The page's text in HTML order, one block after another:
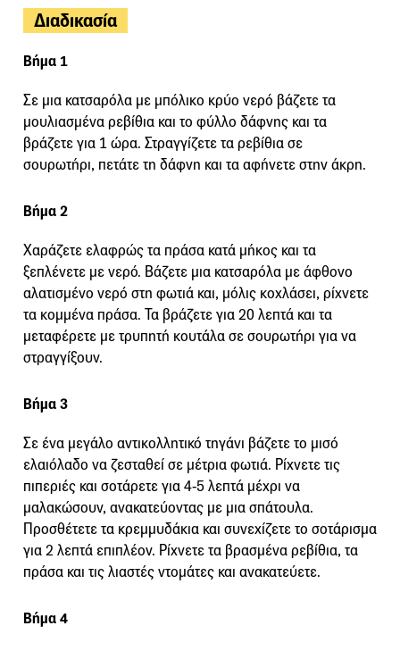
Διαδικασία
Βήμα 1
Σε μια κατσαρόλα με μπόλικο κρύο νερό βάζετε τα
μουλιασμένα ρεβίθια και το φύλλο δάφνης και τα
βράζετε για 1 ώρα. Στραγγίζετε τα ρεβίθια σε
σουρωτήρι, πετάτε τη δάφνη και τα αφήνετε στην άκρη.
Βήμα 2
Χαράζετε ελαφρώς τα πράσα κατά μήκος και τα
ξεπλένετε με νερό. Βάζετε μια κατσαρόλα με άφθονο
αλατισμένο νερό στη φωτιά και, μόλις κοχλάσει, ρίχνετε
τα κομμένα πράσα. Τα βράζετε για 20 λεπτά και τα
μεταφέρετε με τρυπητή κουτάλα σε σουρωτήρι για να
στραγγίξουν.
Βήμα 3
Σε ένα μεγάλο αντικολλητικό τηγάνι βάζετε το μισό
ελαιόλαδο να ζεσταθεί σε μέτρια φωτιά. Ρίχνετε τις
πιπεριές και σοτάρετε για 4-5 λεπτά μέχρι να
μαλακώσουν, ανακατεύοντας με μια σπάτουλα.
Προσθέτετε τα κρεμμυδάκια και συνεχίζετε το σοτάρισμα
για 2 λεπτά επιπλέον. Ρίχνετε τα βρασμένα ρεβίθια, τα
πράσα και τις λιαστές ντομάτες και ανακατεύετε.
Βήμα 4